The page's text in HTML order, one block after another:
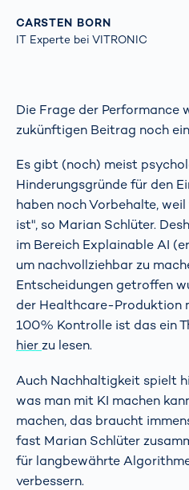
CARSTEN BORN
IT Experte bei VITRONIC
Die Frage der Performance
zukünftigen Beitrag noch
Es gibt (noch) meist
Hinderungsgründe für den
haben noch Vorbehalte,
ist", so Marian Schlüter.
im Bereich Explainable AI
um nachvollziehbar zu
Entscheidungen getroffen
der Healthcare-Produktion
100% Kontrolle ist das ein
hierzu lesen.
Auch Nachhaltigkeit spielt
was man mit KI machen
machen, das braucht
fast Marian Schlüter
für langbewährte
verbessern.